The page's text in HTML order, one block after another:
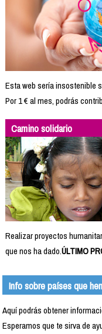
Esta web sería insostenible
Por 1 € al mes, podrás
Camino solidario
Realizar proyectos
que nos ha dado.ÚLTIMO
Info sobre países que
Aquí podrás obtener
Esperamos que te sirva de